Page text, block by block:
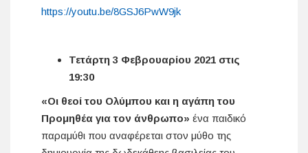
https://youtu.be/8GSJ6PwW9jk
Τετάρτη 3 Φεβρουαρίου 2021 στις
19:30
«Οι θεοί του Ολύμπου και η αγάπη του
Προμηθέα για τον άνθρωπο» ένα παιδικό
παραμύθι που αναφέρεται στον μύθο της